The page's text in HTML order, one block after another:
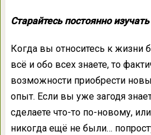
Старайтесь постоянно
Когда вы относитесь к жизни
всё и обо всех знаете, то
возможности приобрести
опыт. Если вы уже загодя
сделаете что-то по-новому,
никогда ещё не были…